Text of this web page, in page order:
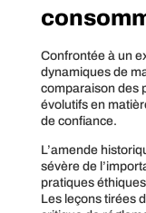
Confrontée à un
dynamiques de
comparaison des
évolutifs en
de confiance.
L’amende
sévère de
pratiques
Les leçons tirées